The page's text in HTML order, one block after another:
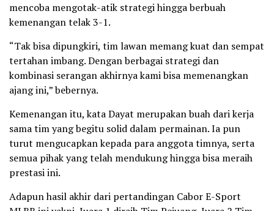
mencoba mengotak-atik strategi hingga berbuah
kemenangan telak 3-1.
“Tak bisa dipungkiri, tim lawan memang kuat dan sempat
tertahan imbang. Dengan berbagai strategi dan
kombinasi serangan akhirnya kami bisa memenangkan
ajang ini,” bebernya.
Kemenangan itu, kata Dayat merupakan buah dari kerja
sama tim yang begitu solid dalam permainan. Ia pun
turut mengucapkan kepada para anggota timnya, serta
semua pihak yang telah mendukung hingga bisa meraih
prestasi ini.
Adapun hasil akhir dari pertandingan Cabor E-Sport